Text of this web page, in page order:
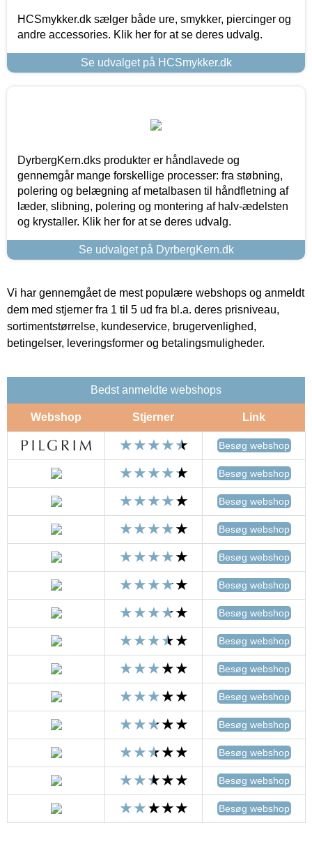
HCSmykker.dk sælger både ure, smykker, piercinger og
andre accessories. Klik her for at se deres udvalg.
Se udvalget på HCSmykker.dk
DyrbergKern.dks produkter er håndlavede og
gennemgår mange forskellige processer: fra støbning,
polering og belægning af metalbasen til håndfletning af
læder, slibning, polering og montering af halv-ædelsten
og krystaller. Klik her for at se deres udvalg.
Se udvalget på DyrbergKern.dk
Vi har gennemgået de mest populære webshops og anmeldt
dem med stjerner fra 1 til 5 ud fra bl.a. deres prisniveau,
sortimentstørrelse, kundeservice, brugervenlighed,
betingelser, leveringsformer og betalingsmuligheder.
Bedst anmeldte webshops
Webshop Stjerner Link
Besøg webshop
Besøg webshop
Besøg webshop
Besøg webshop
Besøg webshop
Besøg webshop
Besøg webshop
Besøg webshop
Besøg webshop
Besøg webshop
Besøg webshop
Besøg webshop
Besøg webshop
Besøg webshop